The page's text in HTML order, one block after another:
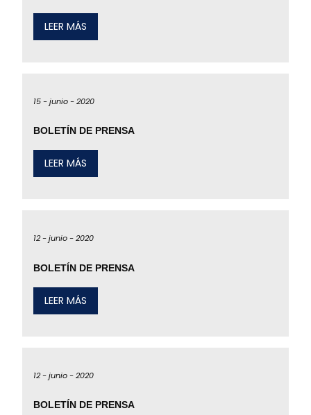
LEER MÁS
15 -junio -2020
BOLETÍN DE PRENSA
LEER MÁS
12 -junio -2020
BOLETÍN DE PRENSA
LEER MÁS
12 -junio -2020
BOLETÍN DE PRENSA